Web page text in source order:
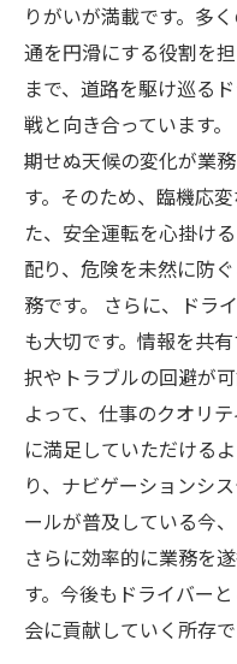
りがいが満載です。多
通を円滑にする役割を
まで、道路を駆け巡る
戦と向き合っています
期せぬ天候の変化が業
す。そのため、臨機応
た、安全運転を心掛け
配り、危険を未然に防
務です。 さらに、ドラ
も大切です。情報を共
択やトラブルの回避が
よって、仕事のクオリ
に満足していただける
り、ナビゲーションシ
ールが普及している今
さらに効率的に業務を
す。今後もドライバー
会に貢献していく所存で